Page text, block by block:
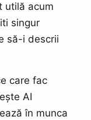
utilă acum
singur
să-i descrii
care fac
AI
în munca